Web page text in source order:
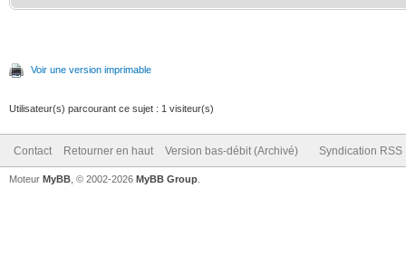
Voir une version imprimable
Utilisateur(s) parcourant ce sujet : 1 visiteur(s)
Contact Retourner en haut Version bas-débit (Archivé) Syndication RSS
Moteur MyBB , © 2002-2026 MyBB Group